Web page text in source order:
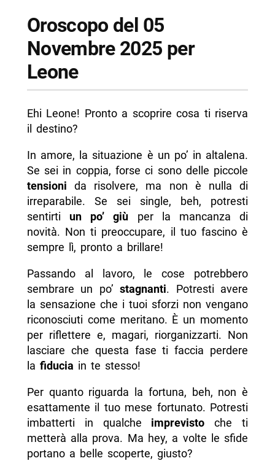
Oroscopo del 05
Novembre 2025 per
Leone
Ehi Leone! Pronto a scoprire cosa ti riserva
il destino?
In amore, la situazione è un po’ in altalena.
Se sei in coppia, forse ci sono delle piccole
tensioni da risolvere, ma non è nulla di
irreparabile. Se sei single, beh, potresti
sentirti un po’ giù per la mancanza di
novità. Non ti preoccupare, il tuo fascino è
sempre lì, pronto a brillare!
Passando al lavoro, le cose potrebbero
sembrare un po’stagnanti. Potresti avere
la sensazione che i tuoi sforzi non vengano
riconosciuti come meritano. È un momento
per riflettere e, magari, riorganizzarti. Non
lasciare che questa fase ti faccia perdere
la fiducia in te stesso!
Per quanto riguarda la fortuna, beh, non è
esattamente il tuo mese fortunato. Potresti
imbatterti in qualche imprevisto che ti
metterà alla prova. Ma hey, a volte le sfide
portano a belle scoperte, giusto?